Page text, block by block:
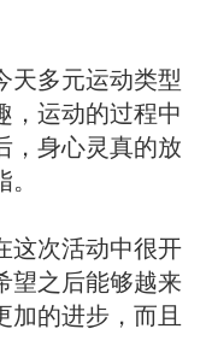
天多元运动类型
，运动的过程中
，身心灵真的放
这次活动中很开
望之后能够越来
加的进步，而且